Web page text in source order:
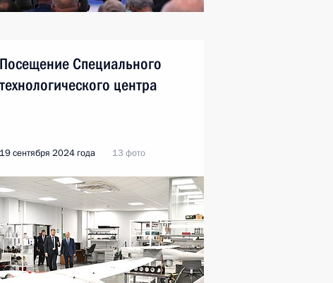
Посещение Специального
технологического центра
19 сентября 2024 года 13 фото